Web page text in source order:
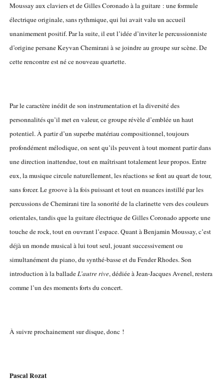
Moussay aux claviers et de Gilles Coronado à la guitare : une formule
électrique originale, sans rythmique, qui lui avait valu un accueil
unanimement positif. Par la suite, il eut l’idée d’inviter le percussionniste
d’origine persane Keyvan Chemirani à se joindre au groupe sur scène. De
cette rencontre est né ce nouveau quartette.
Par le caractère inédit de son instrumentation et la diversité des
personnalités qu’il met en valeur, ce groupe révèle d’emblée un haut
potentiel. À partir d’un superbe matériau compositionnel, toujours
profondément mélodique, on sent qu’ils peuvent à tout moment partir dans
une direction inattendue, tout en maîtrisant totalement leur propos. Entre
eux, la musique circule naturellement, les réactions se font au quart de tour,
sans forcer. Le groove à la fois puissant et tout en nuances instillé par les
percussions de Chemirani tire la sonorité de la clarinette vers des couleurs
orientales, tandis que la guitare électrique de Gilles Coronado apporte une
touche de rock, tout en ouvrant l’espace. Quant à Benjamin Moussay, c’est
déjà un monde musical à lui tout seul, jouant successivement ou
simultanément du piano, du synthé-basse et du Fender Rhodes. Son
introduction à la balladeL’autre rive, dédiée à Jean-Jacques Avenel, restera
comme l’un des moments forts du concert.
À suivre prochainement sur disque, donc !
Pascal Rozat